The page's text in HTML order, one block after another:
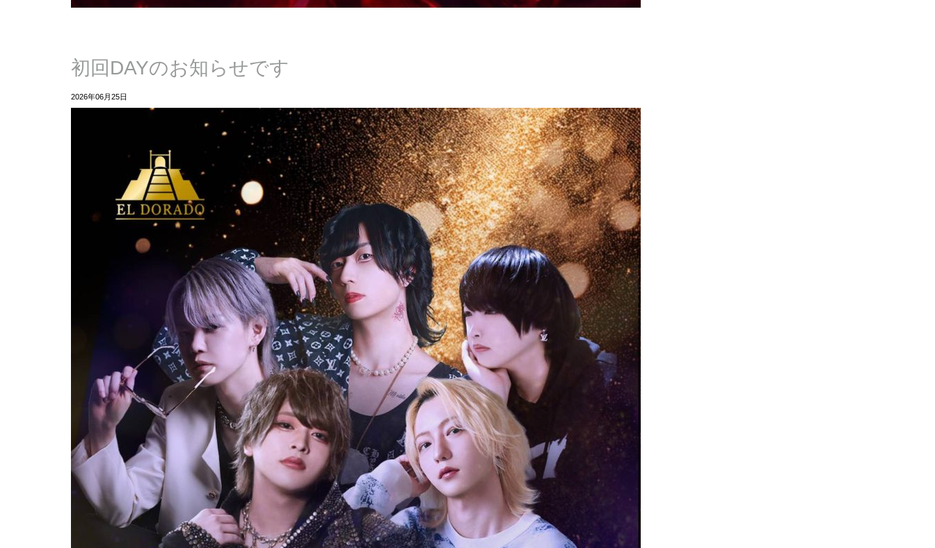
初回DAYのお知らせです
2026年06月25日